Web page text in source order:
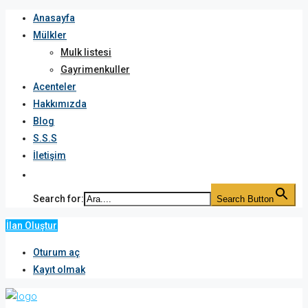
Anasayfa
Mülkler
Mulk listesi
Gayrimenkuller
Acenteler
Hakkımızda
Blog
S.S.S
İletişim
Search for: Search Button
İlan Oluştur
Oturum aç
Kayıt olmak